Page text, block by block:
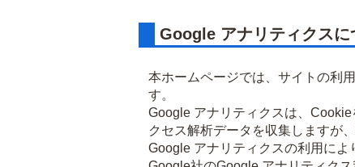
Google アナリティクスに
本ホームページでは、サイトの利
す。
Google アナリティクスは、
クセス解析データを収集しますが
Google アナリティクスの利用によ